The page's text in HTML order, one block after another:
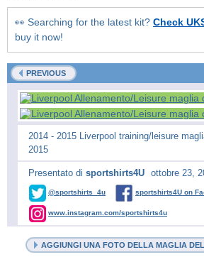
👀 Searching for the latest kit? Check
buy it now!
PREVIOUS
2014 - 2015 Liverpool training/leisure
2015
Presentato di sportshirts4U ottobre 23,
@sportshirts_4u sportshirts4U on
www.instagram.com/sportshirts4u
AGGIUNGI UNA FOTO DELLA MAGLIA